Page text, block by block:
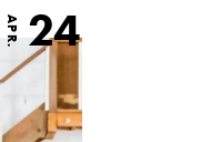
APR. 24